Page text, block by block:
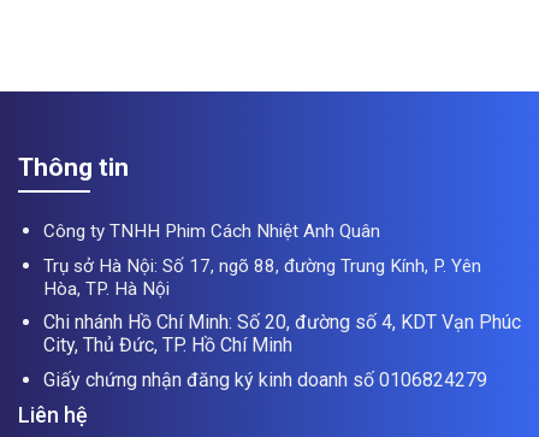
Thông tin
Công ty TNHH Phim Cách Nhiệt Anh Quân
Trụ sở Hà Nội: Số 17, ngõ 88, đường Trung Kính, P. Yên
Hòa, TP. Hà Nội
Chi nhánh Hồ Chí Minh: Số 20, đường số 4, KDT Vạn Phúc
City, Thủ Đức, TP. Hồ Chí Minh
Giấy chứng nhận đăng ký kinh doanh số 0106824279
Liên hệ